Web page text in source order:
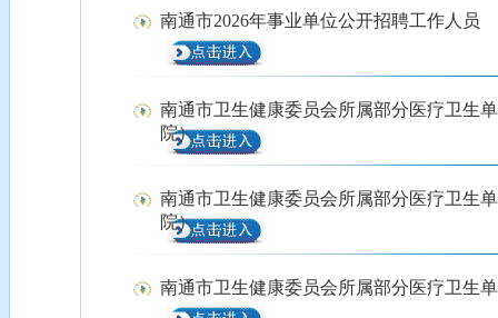
南通市2026年事业单位公开招聘工作人员
南通市卫生健康委员会所属部分医疗卫生
院）
南通市卫生健康委员会所属部分医疗卫生
院）
南通市卫生健康委员会所属部分医疗卫生